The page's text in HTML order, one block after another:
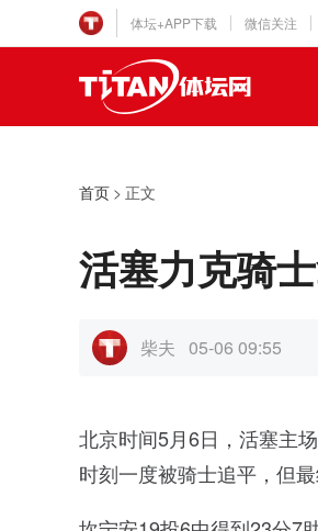
体坛+APP下载 微信关注
首页 > 正文
活塞力克骑
柴夫 05-06 09:55
北京时间5月6日，活塞主
时刻一度被骑士追平，但